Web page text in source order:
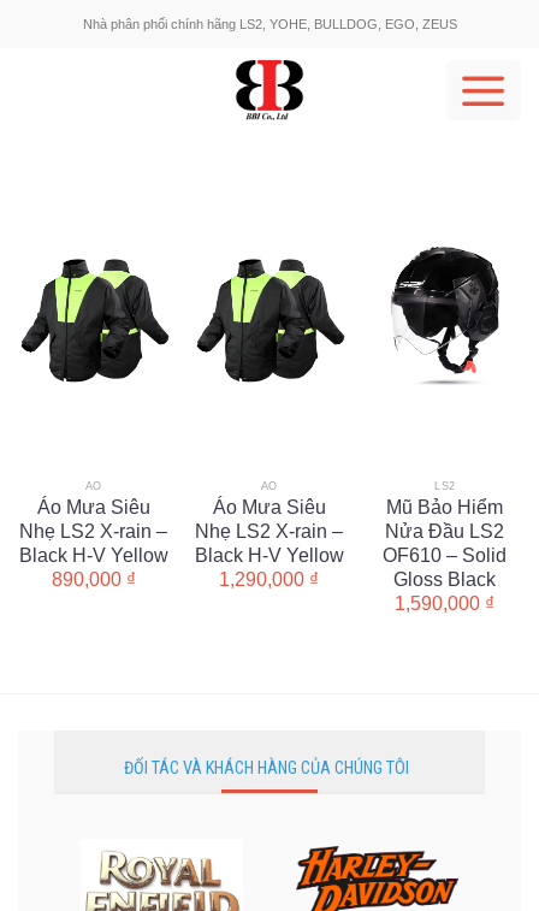
Nhà phân phối chính hãng LS2, YOHE, BULLDOG, EGO, ZEUS
ÁO
Áo Mưa Siêu
Nhẹ LS2 X-rain –
Black H-V Yellow
890,000 ₫
ÁO
Áo Mưa Siêu
Nhẹ LS2 X-rain –
Black H-V Yellow
1,290,000 ₫
LS2
Mũ Bảo Hiểm
Nửa Đầu LS2
OF610 – Solid
Gloss Black
1,590,000 ₫
ĐỐI TÁC VÀ KHÁCH HÀNG CỦA CHÚNG TÔI